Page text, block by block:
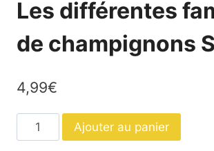
Les différentes
de champignons
4,99€
quantité
de
Ajouter au panier